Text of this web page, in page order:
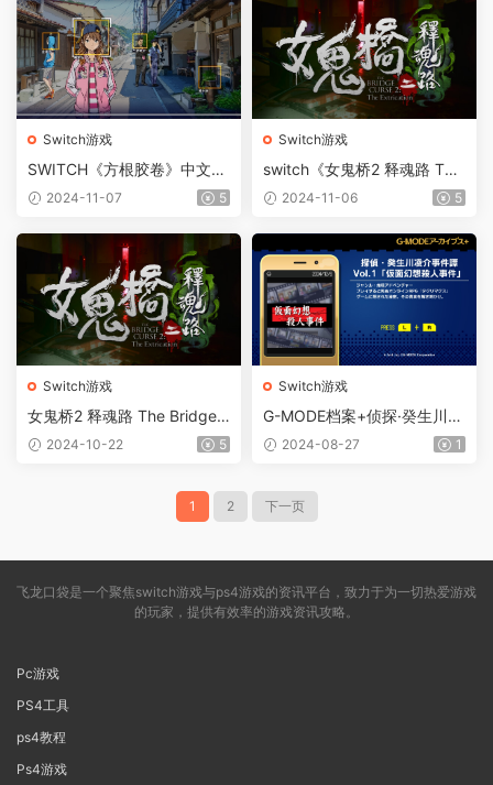
Switch游戏
SWITCH《方根胶卷》中文版
XCI下载+升级补丁
2024-11-07 5
Switch游戏
switch《女鬼桥2 释魂路 The
Bridge Curse 2 The Extricati
丁
2024-11-06 5
Switch游戏
女鬼桥2 释魂路 The Bridge
Curse 2 The Extrication
2024-10-22 5
Switch游戏
G-MODE档案+侦探·癸生川凌
介事件谭Vol.1 假面幻想杀人
2024-08-27 1
1 2 下一页
飞龙口袋是一个聚焦switch游戏与ps4游戏的资讯平台，致力于为一切热爱游戏
的玩家，提供有效率的游戏资讯攻略。
Pc游戏
PS4工具
ps4教程
Ps4游戏